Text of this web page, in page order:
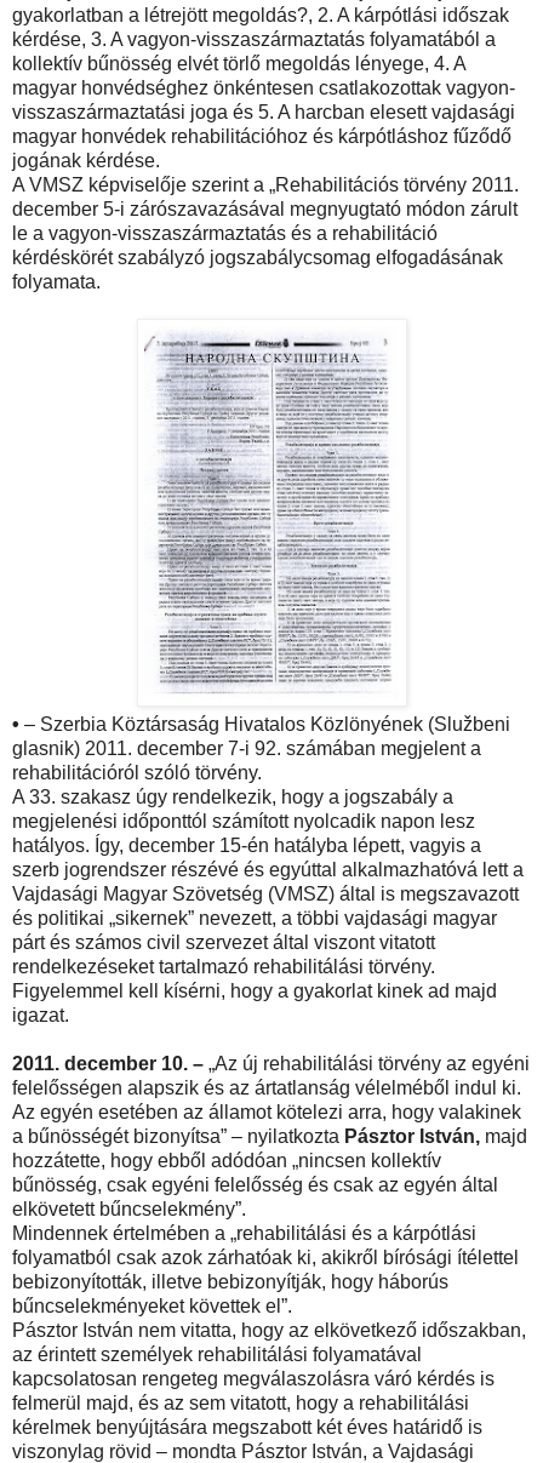
gyakorlatban a létrejött megoldás?, 2. A kárpótlási időszak
kérdése, 3. A vagyon-visszaszármaztatás folyamatából a
kollektív bűnösség elvét törlő megoldás lényege, 4. A
magyar honvédséghez önkéntesen csatlakozottak vagyon-
visszaszármaztatási joga és 5. A harcban elesett vajdasági
magyar honvédek rehabilitációhoz és kárpótláshoz fűződő
jogának kérdése.
A VMSZ képviselője szerint a „Rehabilitációs törvény 2011.
december 5-i zárószavazásával megnyugtató módon zárult
le a vagyon-visszaszármaztatás és a rehabilitáció
kérdéskörét szabályzó jogszabálycsomag elfogadásának
folyamata.
• – Szerbia Köztársaság Hivatalos Közlönyének (Službeni
glasnik) 2011. december 7-i 92. számában megjelent a
rehabilitációról szóló törvény.
A 33. szakasz úgy rendelkezik, hogy a jogszabály a
megjelenési időponttól számított nyolcadik napon lesz
hatályos. Így, december 15-én hatályba lépett, vagyis a
szerb jogrendszer részévé és egyúttal alkalmazhatóvá lett a
Vajdasági Magyar Szövetség (VMSZ) által is megszavazott
és politikai „sikernek” nevezett, a többi vajdasági magyar
párt és számos civil szervezet által viszont vitatott
rendelkezéseket tartalmazó rehabilitálási törvény.
Figyelemmel kell kísérni, hogy a gyakorlat kinek ad majd
igazat.
2011. december 10. – „Az új rehabilitálási törvény az egyéni
felelősségen alapszik és az ártatlanság vélelméből indul ki.
Az egyén esetében az államot kötelezi arra, hogy valakinek
a bűnösségét bizonyítsa” – nyilatkozta Pásztor István, majd
hozzátette, hogy ebből adódóan „nincsen kollektív
bűnösség, csak egyéni felelősség és csak az egyén által
elkövetett bűncselekmény”.
Mindennek értelmében a „rehabilitálási és a kárpótlási
folyamatból csak azok zárhatóak ki, akikről bírósági ítélettel
bebizonyították, illetve bebizonyítják, hogy háborús
bűncselekményeket követtek el”.
Pásztor István nem vitatta, hogy az elkövetkező időszakban,
az érintett személyek rehabilitálási folyamatával
kapcsolatosan rengeteg megválaszolásra váró kérdés is
felmerül majd, és az sem vitatott, hogy a rehabilitálási
kérelmek benyújtására megszabott két éves határidő is
viszonylag rövid – mondta Pásztor István, a Vajdasági